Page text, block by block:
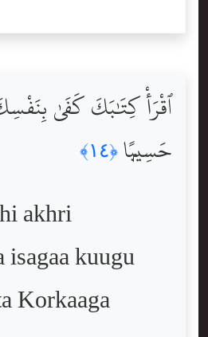
ٱقْرَأْ كِتَٰبَكَ كَفَىٰ
حَسِيبًۭا ﴿١٤﴾
akhri
kuugu
Korkaaga